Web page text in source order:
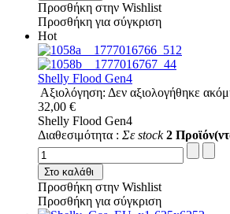
Προσθήκη στην Wishlist
Προσθήκη για σύγκριση
Hot
Shelly Flood Gen4
Αξιολόγηση: Δεν αξιολογήθηκε
32,00 €
Shelly Flood Gen4
Διαθεσιμότητα : Σε stock 2
Στο καλάθι
Προσθήκη στην Wishlist
Προσθήκη για σύγκριση